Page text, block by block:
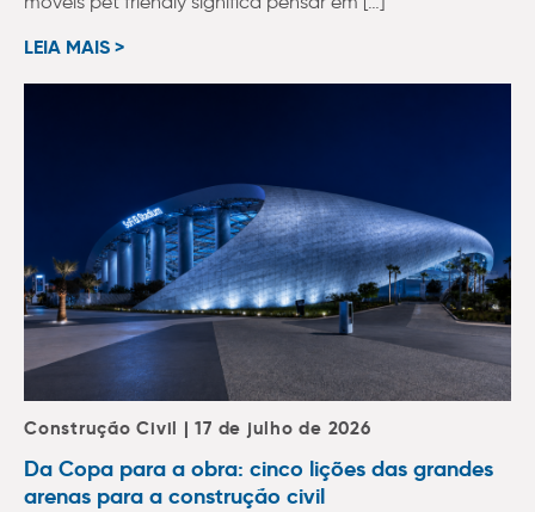
LEIA MAIS >
Construção Civil | 17 de julho de 2026
Da Copa para a obra: cinco lições das grandes
arenas para a construção civil